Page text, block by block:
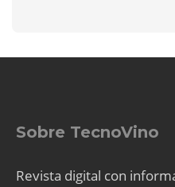
Sobre TecnoVino
Revista digital con